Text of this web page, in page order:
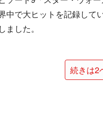
中で大ヒットを記録して
した。
続きは2